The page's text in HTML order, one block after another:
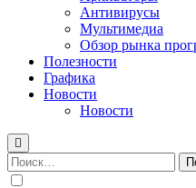
Антивирусы
Мультимедиа
Обзор рынка
Полезности
Графика
Новости
Новости
Найти: